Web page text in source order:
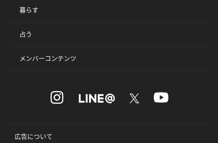
暮らす
占う
メンバーコンテンツ
広告について